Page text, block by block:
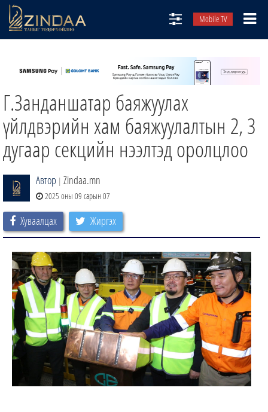
Mobile TV
ТВ8
ӨГЛӨӨНИЙ СОНИН
АУДИО ЗОХИОЛ
ЗИНДАА СЭТГҮҮЛ
Г.Занданшатар баяжуулах
үйлдвэрийн хам баяжуулалтын 2, 3
дугаар секцийн нээлтэд оролцлоо
Автор | Zindaa.mn
2025 оны 09 сарын 07
Хуваалцах Жиргэх